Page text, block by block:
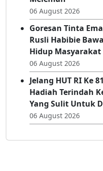
Deprov Soroti
Pengawasan
Melemah
06 August 2026
Goresan Tinta
Rusli Habibie
Hidup Masyarakat
06 August 2026
Jelang HUT RI Ke
Hadiah Terindah
Yang Sulit Untuk